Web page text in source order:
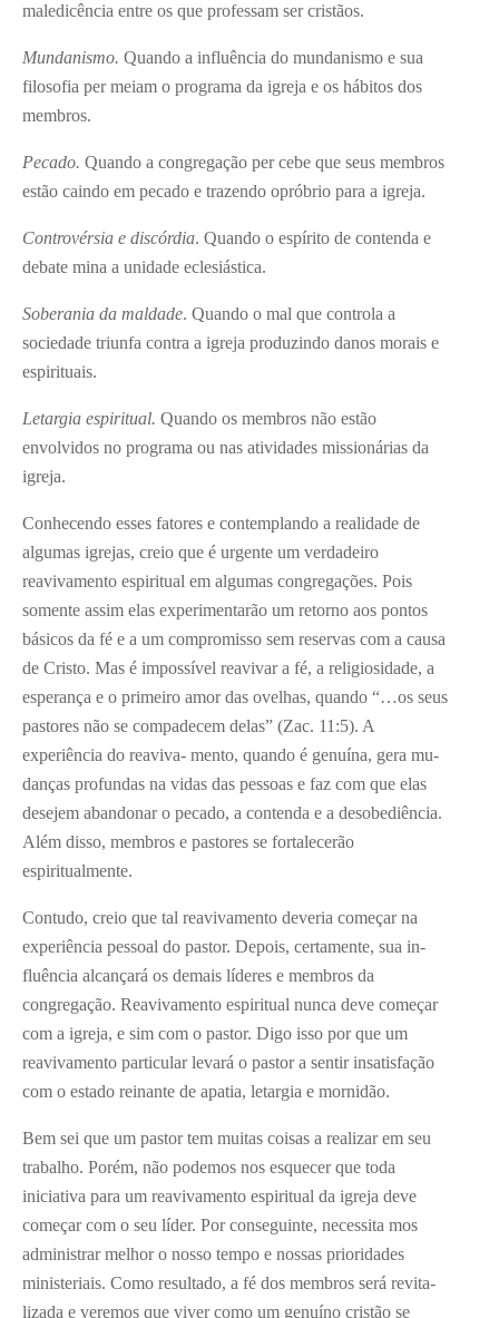
maledicência entre os que professam ser cristãos.
Mundanismo. Quando a influência do mundanismo e sua
filosofia per­ meiam o programa da igreja e os hábi­tos dos
membros.
Pecado. Quando a congregação per­ cebe que seus membros
estão caindo em pecado e trazendo opróbrio para a igreja.
Controvérsia e discórdia. Quando o espírito de contenda e
debate mina a unidade eclesiástica.
Soberania da maldade. Quando o mal que controla a
sociedade triunfa contra a igreja produzindo danos morais e
espirituais.
Letargia espiritual. Quando os membros não estão
envolvidos no programa ou nas atividades missionárias da
igreja.
Conhecendo esses fatores e con­templando a realidade de
algumas igrejas, creio que é urgente um verdadeiro
reavivamento espiritual em algumas congregações. Pois
somente assim elas experimentarão um retorno aos pontos
básicos da fé e a um compro­misso sem reservas com a causa
de Cristo. Mas é impossível reavivar a fé, a religiosidade, a
esperança e o primei­ro amor das ovelhas, quando “…os seus
pastores não se compadecem delas” (Zac. 11:5). A
experiência do reaviva- mento, quando é genuína, gera mu-
danças profundas na vidas das pessoas e faz com que elas
desejem abandonar o pecado, a contenda e a desobediên­cia.
Além disso, membros e pastores se fortalecerão
espiritualmente.
Contudo, creio que tal reavivamento deveria começar na
experiência pessoal do pastor. Depois, certamente, sua in­
fluência alcançará os demais líderes e membros da
congregação. Reavivamen­to espiritual nunca deve começar
com a igreja, e sim com o pastor. Digo isso por­ que um
reavivamento particular levará o pastor a sentir insatisfação
com o estado reinante de apatia, letargia e mornidão.
Bem sei que um pastor tem muitas coisas a realizar em seu
trabalho. Po­rém, não podemos nos esquecer que toda
iniciativa para um reavivamento espiritual da igreja deve
começar com o seu líder. Por conseguinte, necessita­ mos
administrar melhor o nosso tempo e nossas prioridades
ministeriais. Como resultado, a fé dos membros será revita­
lizada e veremos que viver como um genuíno cristão se